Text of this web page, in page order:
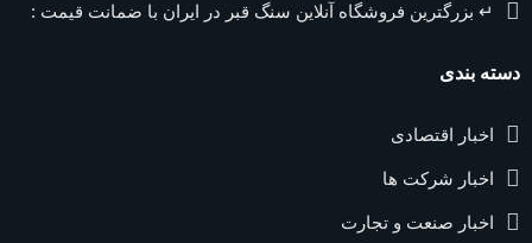
↵ بزرگترین فروشگاه آنلاین سنگ قبر در ایران با ضمانت قیمت :
دسته بندی
اخبار اقتصادی
اخبار شرکت ها
اخبار صنعت و تجارت